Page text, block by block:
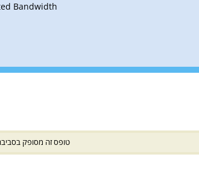
Bandwidth
טופס זה מסופק